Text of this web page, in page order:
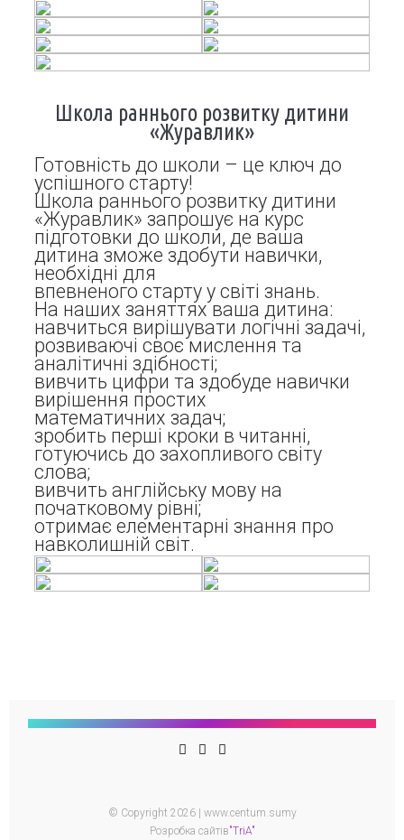
Школа раннього розвитку дитини
«Журавлик»
Готовність до школи – це ключ до
успішного старту!
Школа раннього розвитку дитини
«Журавлик» запрошує на курс
підготовки до школи, де ваша
дитина зможе здобути навички,
необхідні для
впевненого старту у світі знань.
На наших заняттях ваша дитина:
навчиться вирішувати логічні задачі,
розвиваючі своє мислення та
аналітичні здібності;
вивчить цифри та здобуде навички
вирішення простих
математичних задач;
зробить перші кроки в читанні,
готуючись до захопливого світу
слова;
вивчить англійську мову на
початковому рівні;
отримає елементарні знання про
навколишній світ.
© Copyright 2026 | www.centum.sumy
Розробка сайтів"TriA"